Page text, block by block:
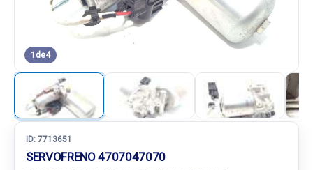
1 de4
ID: 7713651
SERVOFRENO 4707047070